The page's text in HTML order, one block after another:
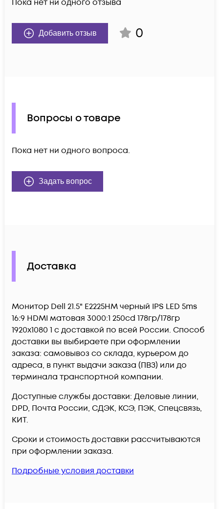
Пока нет ни одного отзыва
Добавить отзыв 0
Вопросы о товаре
Пока нет ни одного вопроса.
Задать вопрос
Доставка
Монитор Dell 21.5" E2225HM черный IPS LED 5ms
16:9 HDMI матовая 3000:1 250cd 178гр/178гр
1920x1080 1 c доставкой по всей России. Способ
доставки вы выбираете при оформлении
заказа: самовывоз со склада, курьером до
адреса, в пункт выдачи заказа (ПВЗ) или до
терминала транспортной компании.
Доступные службы доставки: Деловые линии,
DPD, Почта России, СДЭК, КСЭ, ПЭК, Спецсвязь,
КИТ.
Сроки и стоимость доставки рассчитываются
при оформлении заказа.
Подробные условия доставки